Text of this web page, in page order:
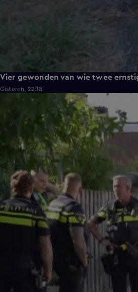
Vier gewonden van wie twee
Gisteren, 22:18